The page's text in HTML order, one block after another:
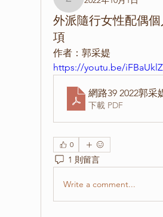
2022tpa
外派隨行女性配偶
項
作者：郭采媞
https://youtu.be/
網路39 2022郭采
下載 PDF
0
1 則留言
Write a comment...